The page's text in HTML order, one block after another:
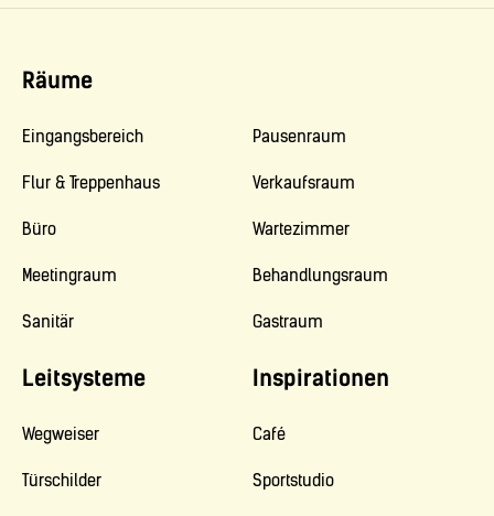
Räume
Leitsysteme Inspirationen
Eingangsbereich
Flur & Treppenhaus
Büro
Meetingraum
Sanitär
Pausenraum
Verkaufsraum
Wartezimmer
Behandlungsraum
Gastraum
Wegweiser
Türschilder
Café
Sportstudio